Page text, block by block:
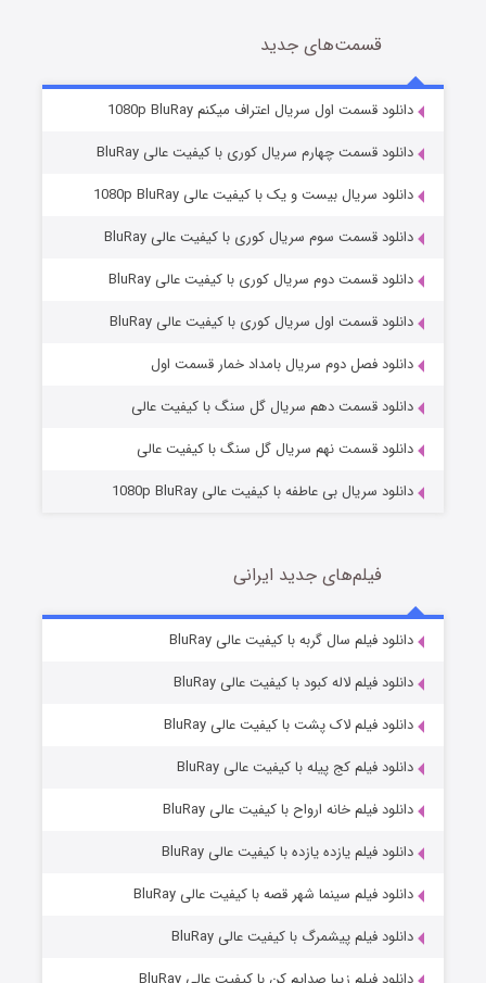
سریال زشت
قسمت2 (زیرنویس) منتشر شد
مردگان متحرک: شهر مرده ۳
قسمت2 (زیرنویس) منتشر شد
قسمت7 (زیرنویس) منتشر شد
قسمت‌های جدید
دانلود قسمت اول سریال اعتراف میکنم 1080p BluRay
دانلود قسمت چهارم سریال کوری با کیفیت عالی BluRay
دانلود سریال بیست و یک با کیفیت عالی 1080p BluRay
دانلود قسمت سوم سریال کوری با کیفیت عالی BluRay
دانلود قسمت دوم سریال کوری با کیفیت عالی BluRay
دانلود قسمت اول سریال کوری با کیفیت عالی BluRay
دانلود فصل دوم سریال بامداد خمار قسمت اول
دانلود قسمت دهم سریال گل سنگ با کیفیت عالی
دانلود قسمت نهم سریال گل سنگ با کیفیت عالی
دانلود سریال بی عاطفه با کیفیت عالی 1080p BluRay
فیلم‌های جدید ایرانی
دانلود فیلم سال گربه با کیفیت عالی BluRay
دانلود فیلم لاله کبود با کیفیت عالی BluRay
دانلود فیلم لاک پشت با کیفیت عالی BluRay
دانلود فیلم کج‌ پیله با کیفیت عالی BluRay
دانلود فیلم خانه ارواح با کیفیت عالی BluRay
دانلود فیلم یازده یازده با کیفیت عالی BluRay
دانلود فیلم سینما شهر قصه با کیفیت عالی BluRay
دانلود فیلم پیشمرگ با کیفیت عالی BluRay